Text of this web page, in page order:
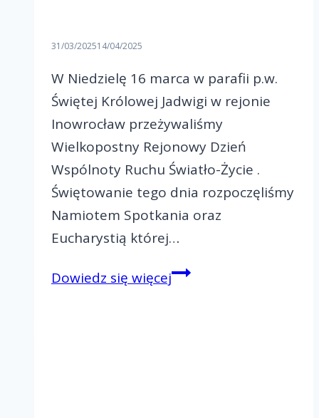
31/03/202514/04/2025
W Niedzielę 16 marca w parafii p.w.
Świętej Królowej Jadwigi w rejonie
Inowrocław przeżywaliśmy
Wielkopostny Rejonowy Dzień
Wspólnoty Ruchu Światło-Życie .
Świętowanie tego dnia rozpoczęliśmy
Namiotem Spotkania oraz
Eucharystią której…
Dowiedz się więcejWielkopostny